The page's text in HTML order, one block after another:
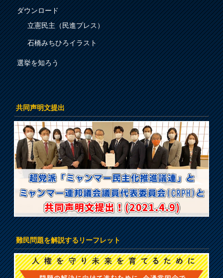
ダウンロード
立憲民主（民進プレス）
石橋みちひろイラスト
選挙を知ろう
共同声明文提出
難民問題を解説するリーフレット